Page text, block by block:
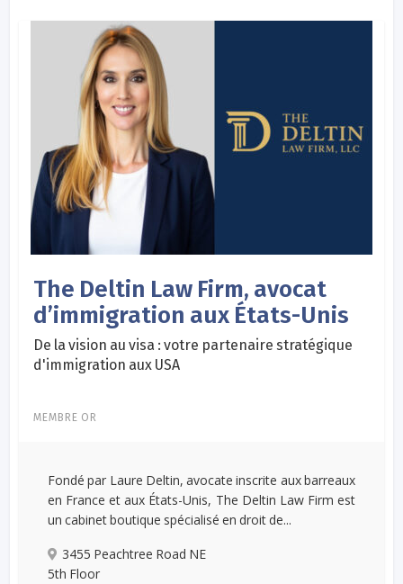
The Deltin Law Firm, avocat
d’immigration aux États-Unis
De la vision au visa : votre partenaire stratégique
d'immigration aux USA
MEMBRE OR
Fondé par Laure Deltin, avocate inscrite aux barreaux
en France et aux États-Unis, The Deltin Law Firm est
un cabinet boutique spécialisé en droit de...
3455 Peachtree Road NE
5th Floor